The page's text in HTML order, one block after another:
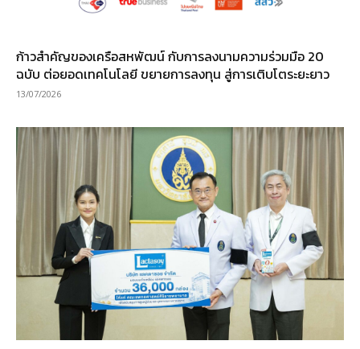
ก้าวสำคัญของเครือสหพัฒน์ กับการลงนามความร่วมมือ 20
ฉบับ ต่อยอดเทคโนโลยี ขยายการลงทุน สู่การเติบโตระยะยาว
13/07/2026